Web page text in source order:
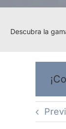
Descubra la